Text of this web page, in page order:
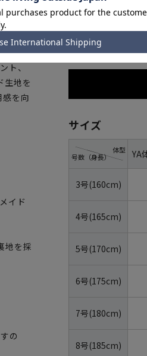
術を
本人
ンを
ト、
生地を
を向
イド
地を採
の
グレー
サイズ
号数（身長）
体型 YA
3号(160cm)
4号(165cm)
5号(170cm)
6号(175cm)
7号(180cm)
8号(185cm)